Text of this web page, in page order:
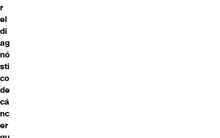
r
el
di
ag
nó
sti
co
de
cá
nc
er